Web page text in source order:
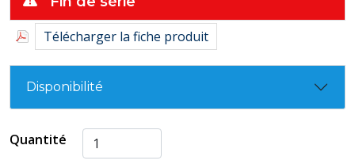
Télécharger la fiche produit
Disponibilité
Quantité